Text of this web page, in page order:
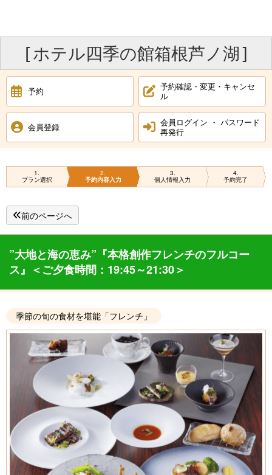
[ホテル四季の館箱根芦ノ湖]
予約
予約確認・変更・キャンセ
ル
会員登録
会員ログイン ・ パスワード
再発行
1
プラン選択
2
予約内容入力
3
個人情報入力
4
予約完了
前のページへ
”大地と海の恵み”『本格創作フレンチのフルコー
ス』＜ご夕食時間：19:45～21:30＞
季節の旬の食材を堪能「フレンチ」